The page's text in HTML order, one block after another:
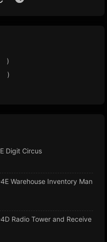
)
)
Digit Circus
Warehouse Inventory Man
Radio Tower and Receive